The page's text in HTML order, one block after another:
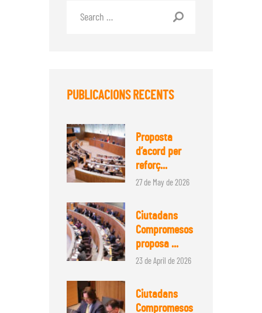
PUBLICACIONS RECENTS
Proposta
d’acord per
reforç...
27 de May de 2026
Ciutadans
Compromesos
proposa ...
23 de April de 2026
Ciutadans
Compromesos